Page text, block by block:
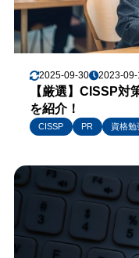
2025-09-30 2023-
【厳選】CISSP
を紹介！
CISSP PR
資格勉